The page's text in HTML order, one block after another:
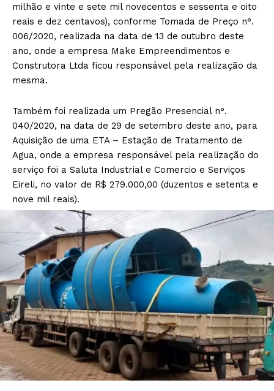
milhão e vinte e sete mil novecentos e sessenta e oito
reais e dez centavos), conforme Tomada de Preço n°.
006/2020, realizada na data de 13 de outubro deste
ano, onde a empresa Make Empreendimentos e
Construtora Ltda ficou responsável pela realização da
mesma.
Também foi realizada um Pregão Presencial n°.
040/2020, na data de 29 de setembro deste ano, para
Aquisição de uma ETA – Estação de Tratamento de
Agua, onde a empresa responsável pela realização do
serviço foi a Saluta Industrial e Comercio e Serviços
Eireli, no valor de R$ 279.000,00 (duzentos e setenta e
nove mil reais).